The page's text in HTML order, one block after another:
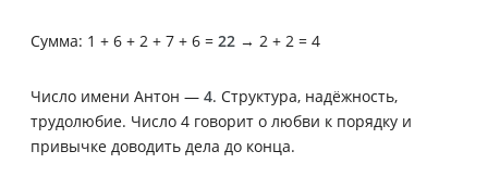
Сумма: 1 + 6 + 2 + 7 + 6 = 22 → 2 + 2 = 4
Число имени Антон — 4. Структура, надёжность,
трудолюбие. Число 4 говорит о любви к порядку и
привычке доводить дела до конца.